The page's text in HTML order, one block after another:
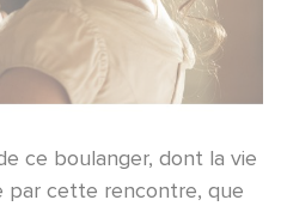
ce boulanger, dont la vie
par cette rencontre, que